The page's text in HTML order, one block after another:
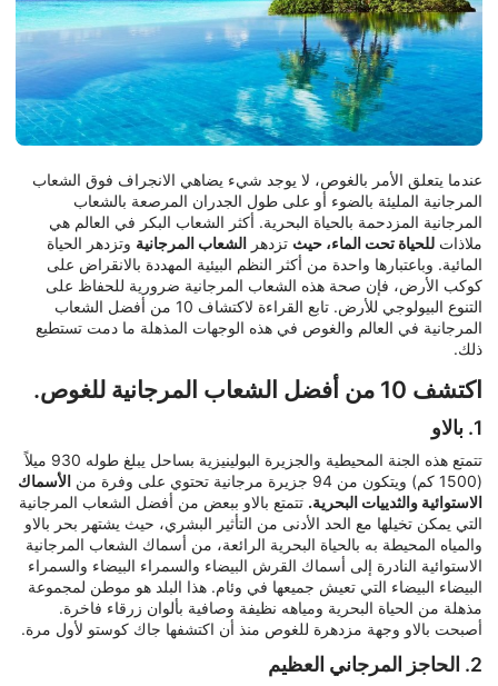
عندما يتعلق الأمر بالغوص، لا يوجد شيء يضاهي الانجراف فوق الشعاب
المرجانية المليئة بالضوء أو على طول الجدران المرصعة بالشعاب
المرجانية المزدحمة بالحياة البحرية. أكثر الشعاب البكر في العالم هي
ملاذات للحياة تحت الماء، حيث تزدهر الشعاب المرجانية وتزدهر الحياة
المائية. وباعتبارها واحدة من أكثر النظم البيئية المهددة بالانقراض على
كوكب الأرض، فإن صحة هذه الشعاب المرجانية ضرورية للحفاظ على
التنوع البيولوجي للأرض. تابع القراءة لاكتشاف 10 من أفضل الشعاب
المرجانية في العالم والغوص في هذه الوجهات المذهلة ما دمت تستطيع
ذلك.
اكتشف 10 من أفضل الشعاب المرجانية للغوص.
1. بالاو
تتمتع هذه الجنة المحيطية والجزيرة البولينيزية بساحل يبلغ طوله 930 ميلاً
(1500 كم) ويتكون من 94 جزيرة مرجانية تحتوي على وفرة من
الأسماك
الاستوائية والثدييات البحرية. تتمتع بالاو ببعض من أفضل الشعاب المرجانية
التي يمكن تخيلها مع الحد الأدنى من التأثير البشري، حيث يشتهر بحر بالاو
والمياه المحيطة به بالحياة البحرية الرائعة، من أسماك الشعاب المرجانية
الاستوائية النادرة إلى أسماك القرش البيضاء والسمراء البيضاء والسمراء
البيضاء البيضاء التي تعيش جميعها في وئام. هذا البلد هو موطن لمجموعة
مذهلة من الحياة البحرية ومياهه نظيفة وصافية بألوان زرقاء فاخرة.
أصبحت بالاو وجهة مزدهرة للغوص منذ أن اكتشفها جاك كوستو لأول مرة.
2. الحاجز المرجاني العظيم